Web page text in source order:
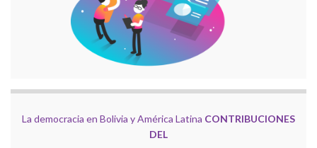
La democracia en Bolivia y América Latina CONTRIBUCIONES
DEL